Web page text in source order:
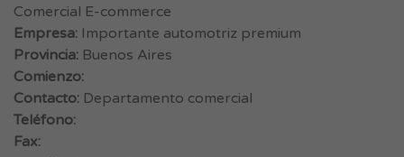
Comercial E-commerce
Empresa: Importante automotriz premium
Provincia: Buenos Aires
Comienzo:
Contacto: Departamento comercial
Teléfono:
Fax: